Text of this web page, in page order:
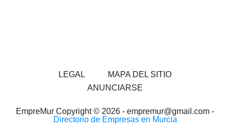
LEGAL
MAPA DEL SITIO
ANUNCIARSE
EmpreMur Copyright © 2026 - empremur@gmail.com -
Directorio de Empresas en Murcia